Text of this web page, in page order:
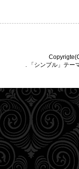
. 「シンプル」テー